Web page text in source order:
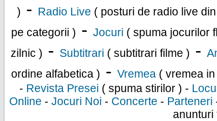
) - Radio Live ( posturi de radio live
pe categorii ) - Jocuri ( spuma jocurilor
zilnic ) - Subtitrari ( subtitrari filme ) -
ordine alfabetica ) - Vremea ( vremea
- Revista Presei ( spuma stirilor ) -
Online - Jocuri Noi - Concerte - Parteneri
anunturi